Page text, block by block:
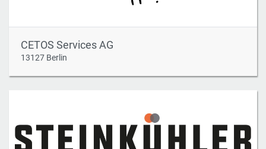
CETOS Services AG
13127 Berlin